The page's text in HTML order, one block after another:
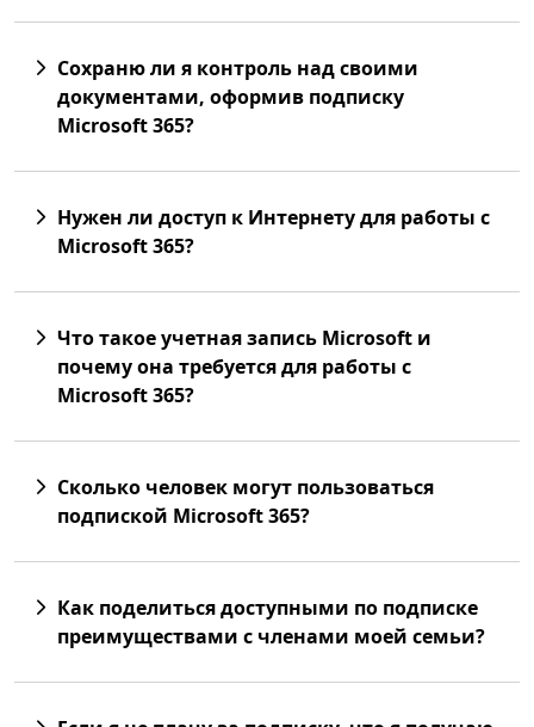
Сохраню ли я контроль над своими
документами, оформив подписку
Microsoft 365?
Нужен ли доступ к Интернету для работы с
Microsoft 365?
Что такое учетная запись Microsoft и
почему она требуется для работы с
Microsoft 365?
Сколько человек могут пользоваться
подпиской Microsoft 365?
Как поделиться доступными по подписке
преимуществами с членами моей семьи?